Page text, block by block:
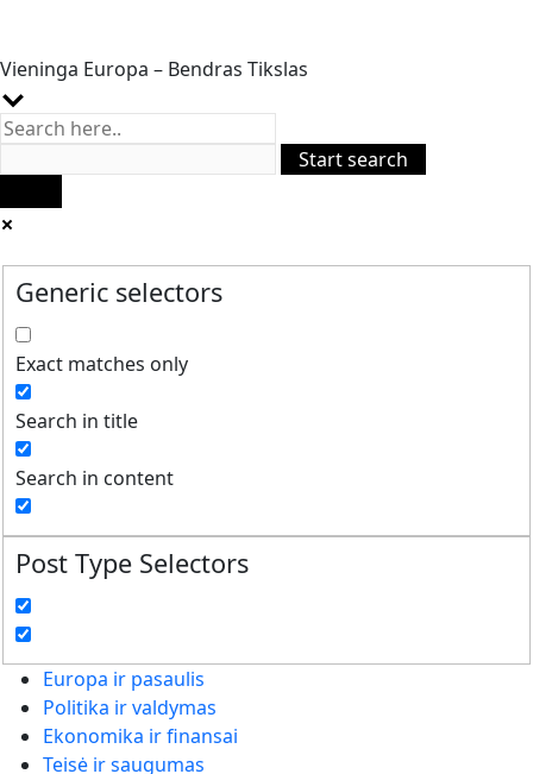
Vieninga Europa – Bendras Tikslas
Generic selectors
Exact matches only
Search in title
Search in content
Post Type Selectors
Europa ir pasaulis
Politika ir valdymas
Ekonomika ir finansai
Teisė ir saugumas